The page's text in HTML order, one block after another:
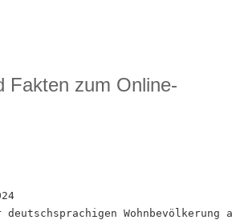
Fakten zum Online-
Wohnbevölkerung